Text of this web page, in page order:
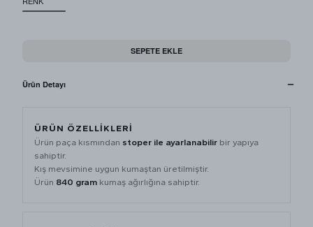
SEPETE EKLE
Ürün Detayı
ÜRÜN ÖZELLİKLERİ
Ürün paça kısmından stoper ile ayarlanabilir bir yapıya
sahiptir.
Kış mevsimine uygun kumaştan üretilmiştir.
Ürün 840 gram kumaş ağırlığına sahiptir.